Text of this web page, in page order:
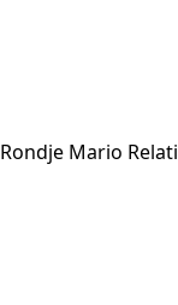
Rondje Mario